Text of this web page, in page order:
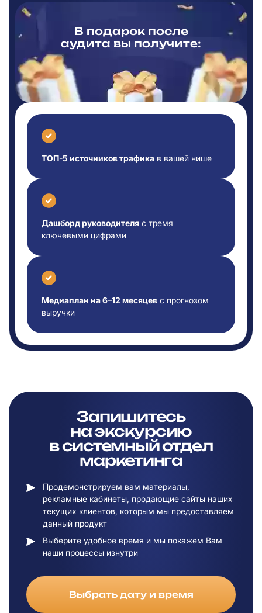
В подарок после
аудита вы получите:
ТОП-5 источников трафика в вашей нише
Дашборд руководителя с тремя
ключевыми цифрами
Медиаплан на 6–12 месяцев с прогнозом
выручки
Запишитесь
наэкскурсию
всистемный отдел
маркетинга
Продемонстрируем вам материалы,
рекламные кабинеты, продающие сайты наших
текущих клиентов, которым мы предоставляем
данный продукт
Выберите удобное время и мы покажем Вам
наши процессы изнутри
Выбрать дату и время